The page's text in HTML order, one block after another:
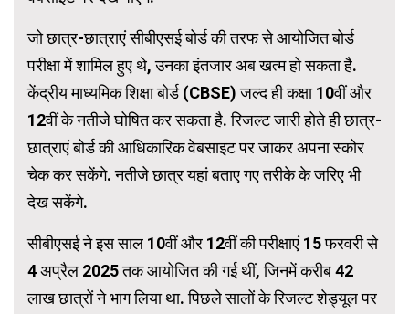
जो छात्र-छात्राएं सीबीएसई बोर्ड की तरफ से आयोजित बोर्ड
परीक्षा में शामिल हुए थे, उनका इंतजार अब खत्म हो सकता है.
केंद्रीय माध्यमिक शिक्षा बोर्ड (CBSE) जल्द ही कक्षा 10वीं और
12वीं के नतीजे घोषित कर सकता है. रिजल्ट जारी होते ही छात्र-
छात्राएं बोर्ड की आधिकारिक वेबसाइट पर जाकर अपना स्कोर
चेक कर सकेंगे. नतीजे छात्र यहां बताए गए तरीके के जरिए भी
देख सकेंगे.
सीबीएसई ने इस साल 10वीं और 12वीं की परीक्षाएं 15 फरवरी से
4 अप्रैल 2025 तक आयोजित की गई थीं, जिनमें करीब 42
लाख छात्रों ने भाग लिया था. पिछले सालों के रिजल्ट शेड्यूल पर